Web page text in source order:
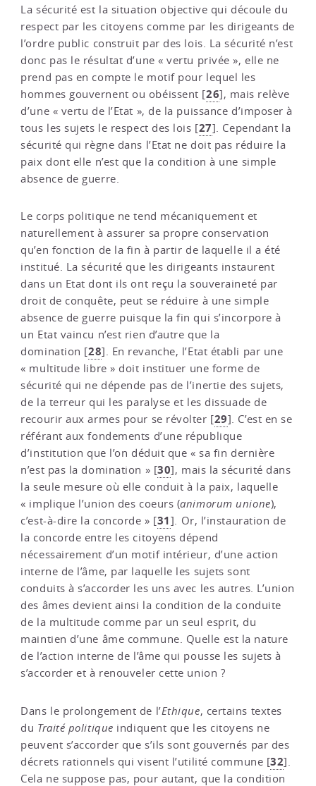
La sécurité est la situation objective qui découle du
respect par les citoyens comme par les dirigeants de
l’ordre public construit par des lois. La sécurité n’est
donc pas le résultat d’une « vertu privée », elle ne
prend pas en compte le motif pour lequel les
hommes gouvernent ou obéissent [26], mais relève
d’une « vertu de l’Etat », de la puissance d’imposer à
tous les sujets le respect des lois [27]. Cependant la
sécurité qui règne dans l’Etat ne doit pas réduire la
paix dont elle n’est que la condition à une simple
absence de guerre.
Le corps politique ne tend mécaniquement et
naturellement à assurer sa propre conservation
qu’en fonction de la fin à partir de laquelle il a été
institué. La sécurité que les dirigeants instaurent
dans un Etat dont ils ont reçu la souveraineté par
droit de conquête, peut se réduire à une simple
absence de guerre puisque la fin qui s’incorpore à
un Etat vaincu n’est rien d’autre que la
domination [28]. En revanche, l’Etat établi par une
« multitude libre » doit instituer une forme de
sécurité qui ne dépende pas de l’inertie des sujets,
de la terreur qui les paralyse et les dissuade de
recourir aux armes pour se révolter [29]. C’est en se
référant aux fondements d’une république
d’institution que l’on déduit que « sa fin dernière
n’est pas la domination » [30], mais la sécurité dans
la seule mesure où elle conduit à la paix, laquelle
« implique l’union des coeurs (animorum unione),
c’est-à-dire la concorde » [31]. Or, l’instauration de
la concorde entre les citoyens dépend
nécessairement d’un motif intérieur, d’une action
interne de l’âme, par laquelle les sujets sont
conduits à s’accorder les uns avec les autres. L’union
des âmes devient ainsi la condition de la conduite
de la multitude comme par un seul esprit, du
maintien d’une âme commune. Quelle est la nature
de l’action interne de l’âme qui pousse les sujets à
s’accorder et à renouveler cette union ?
Dans le prolongement de l’Ethique, certains textes
du Traité politique indiquent que les citoyens ne
peuvent s’accorder que s’ils sont gouvernés par des
décrets rationnels qui visent l’utilité commune [32]
Cela ne suppose pas, pour autant, que la condition